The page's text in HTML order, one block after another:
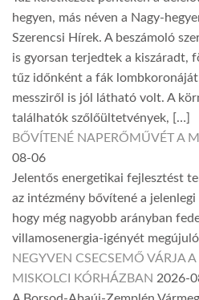
hegyen, más néven a Nagy-
Szerencsi Hírek. A beszámoló
is gyorsan terjedtek a kiszáradt,
tűz időnként a fák
messziről is jól látható volt. A
találhatók szőlőültetvények, […]
BŐVÍTENÉ NAPERŐMŰVÉT A
08-06
Jelentős energetikai fejlesztést
az intézmény bővítené a
hogy még nagyobb arányban
villamosenergia-igényét
NEGYVEN CSECSEMŐ VÁRJA
MISKOLCI KÓRHÁZBAN 2026-